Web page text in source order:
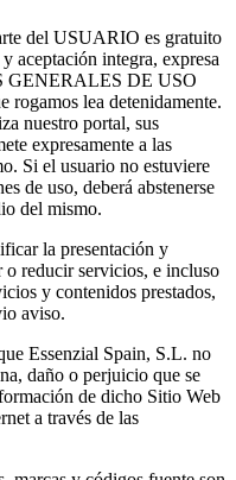
del USUARIO es gratuito
aceptación integra, expresa
GENERALES DE USO
rogamos lea detenidamente.
nuestro portal, sus
expresamente a las
Si el usuario no estuviere
de uso, deberá abstenerse
del mismo.
la presentación y
reducir servicios, e incluso
y contenidos prestados,
aviso.
Essenzial Spain, S.L. no
daño o perjuicio que se
de dicho Sitio Web
a través de las